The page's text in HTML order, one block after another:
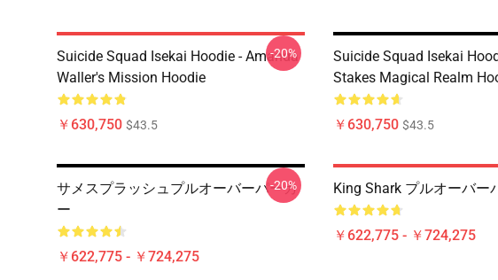
Suicide Squad Isekai Hoodie - Amanda
Waller's Mission Hoodie
￥630,750 $43.5
-20%
Suicide Squad Isekai
Stakes Magical Realm
￥630,750 $43.5
サメスプラッシュプルオーバーパーカ
ー
￥622,775 - ￥724,275
-20% King Shark プルオーバー
￥622,775 - ￥724,275